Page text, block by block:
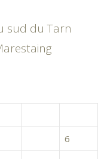
sud du Tarn
6